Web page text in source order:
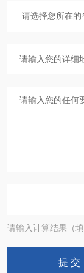
请输入计算结果（